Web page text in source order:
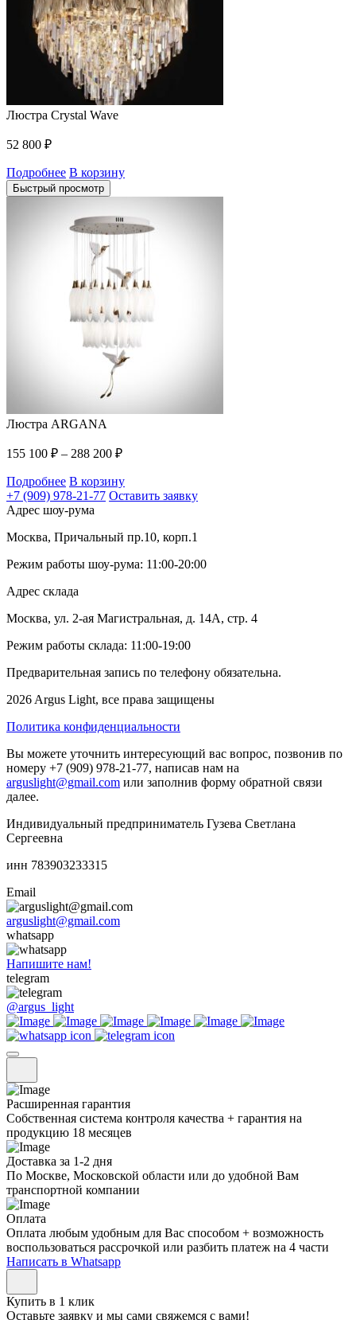
Люстра Crystal Wave
52 800 ₽
Подробнее В корзину
Быстрый просмотр
Люстра ARGANA
155 100 ₽ – 288 200 ₽
Подробнее В корзину
+7 (909) 978-21-77 Оставить заявку
Адрес шоу-рума
Москва, Причальный пр.10, корп.1
Режим работы шоу-рума: 11:00-20:00
Адрес склада
Москва, ул. 2-ая Магистральная, д. 14А, стр. 4
Режим работы склада: 11:00-19:00
Предварительная запись по телефону обязательна.
2026 Argus Light, все права защищены
Политика конфиденциальности
Вы можете уточнить интересующий вас вопрос, позвонив по
номеру +7 (909) 978-21-77, написав нам на
arguslight@gmail.com или заполнив форму обратной связи
далее.
Индивидуальный предприниматель Гузева Светлана
Сергеевна
инн 783903233315
Email
arguslight@gmail.com
whatsapp
Напишите нам!
telegram
@argus_light
Расширенная гарантия
Собственная система контроля качества + гарантия на
продукцию 18 месяцев
Доставка за 1-2 дня
По Москве, Московской области или до удобной Вам
транспортной компании
Оплата
Оплата любым удобным для Вас способом + возможность
воспользоваться рассрочкой или разбить платеж на 4 части
Написать в Whatsapp
Купить в 1 клик
Оставьте заявку и мы сами свяжемся с вами!